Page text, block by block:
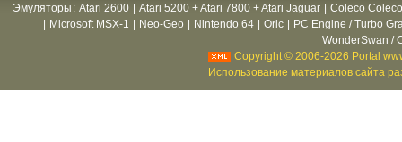
Эмуляторы : Atari 2600 Atari 5200 + Atari 7800 + Atari Jaguar
Coleco
Microsoft MSX-1 Neo-Geo Nintendo 64 Oric
PC Engine / Turbo
WonderSwan /
Copyright © 2006-2026 Portal
Использование материалов сайта